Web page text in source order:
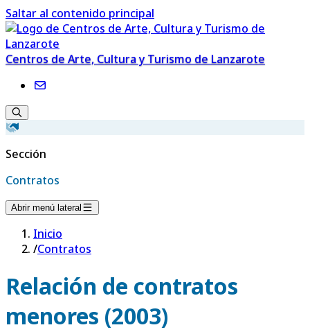
Saltar al contenido principal
Centros de Arte, Cultura y Turismo de Lanzarote
Sección
Contratos
Abrir menú lateral
Inicio
/Contratos
Relación de contratos
menores (2003)